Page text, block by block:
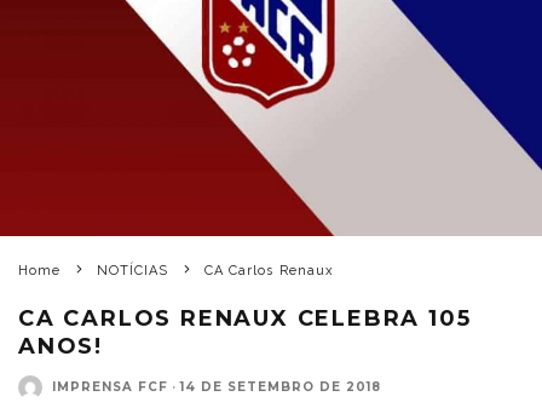
Home NOTÍCIAS CA Carlos Renaux
CA CARLOS RENAUX CELEBRA 105
ANOS!
IMPRENSA FCF · 14 DE SETEMBRO DE 2018